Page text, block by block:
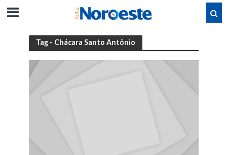
Tag - Chácara Santo Antônio